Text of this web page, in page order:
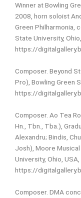
Winner at Bowling
2008, horn soloist
Green Philharmonia,
State University,
https://
Composer. Beyond
Pro), Bowling Green
https://
Composer. Ao Tea
Hn., Tbn., Tba.),
Alexandru; Bindis,
Josh), Moore
University, Ohio,
https://
Composer. DMA